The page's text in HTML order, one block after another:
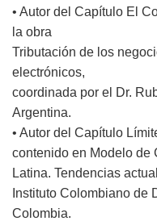
• Autor del Capítulo El
la obra
Tributación de los
electrónicos,
coordinada por el Dr.
Argentina.
• Autor del Capítulo
contenido en Modelo de
Latina. Tendencias
Instituto Colombiano de
Colombia.